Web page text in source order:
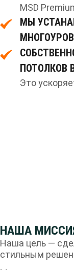
MSD
МЫ
ПОТОЛКОВ
Это
НАША
Наша цель —
стильным